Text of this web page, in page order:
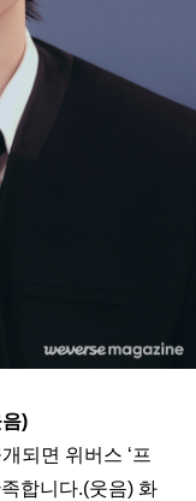
)
되면 위버스 ‘프
합니다.(웃음) 화